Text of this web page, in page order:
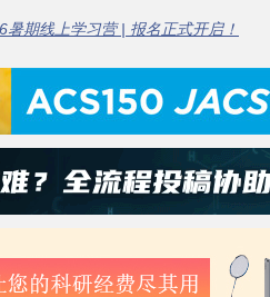
暑期线上学习营 | 报名正式开启！